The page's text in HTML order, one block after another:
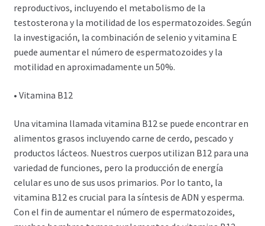
reproductivos, incluyendo el metabolismo de la
testosterona y la motilidad de los espermatozoides. Según
la investigación, la combinación de selenio y vitamina E
puede aumentar el número de espermatozoides y la
motilidad en aproximadamente un 50%.
• Vitamina B12
Una vitamina llamada vitamina B12 se puede encontrar en
alimentos grasos incluyendo carne de cerdo, pescado y
productos lácteos. Nuestros cuerpos utilizan B12 para una
variedad de funciones, pero la producción de energía
celular es uno de sus usos primarios. Por lo tanto, la
vitamina B12 es crucial para la síntesis de ADN y esperma.
Con el fin de aumentar el número de espermatozoides,